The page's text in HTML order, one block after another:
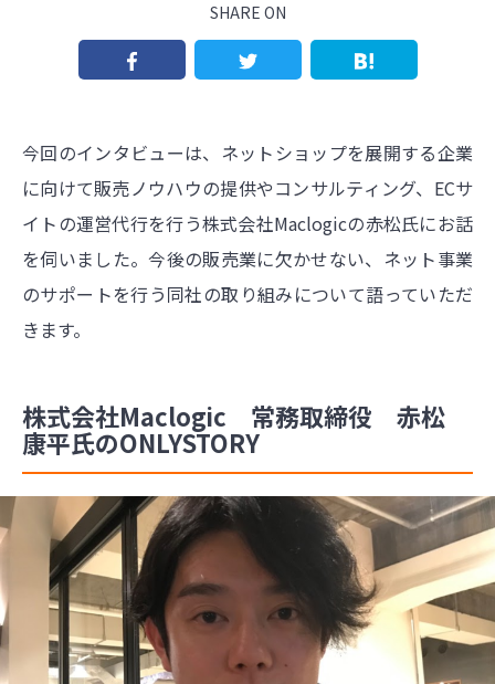
SHARE ON
今回のインタビューは、ネットショップを展開する企業
に向けて販売ノウハウの提供やコンサルティング、ECサ
イトの運営代行を行う株式会社Maclogicの赤松氏にお話
を伺いました。今後の販売業に欠かせない、ネット事業
のサポートを行う同社の取り組みについて語っていただ
きます。
株式会社Maclogic 常務取締役 赤松
康平氏のONLYSTORY